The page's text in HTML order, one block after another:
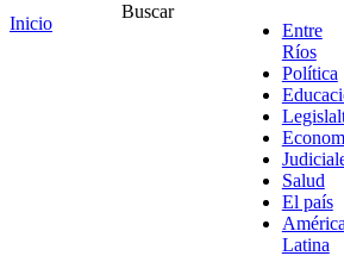
Inicio
Buscar
Entre
Ríos
Política
Salud
El país
América
Latina
¡Ponete en